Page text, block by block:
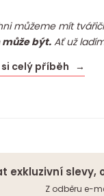
můžeme mít
být. Ať už
si celý příběh →
exkluzivní
Z odběru e-